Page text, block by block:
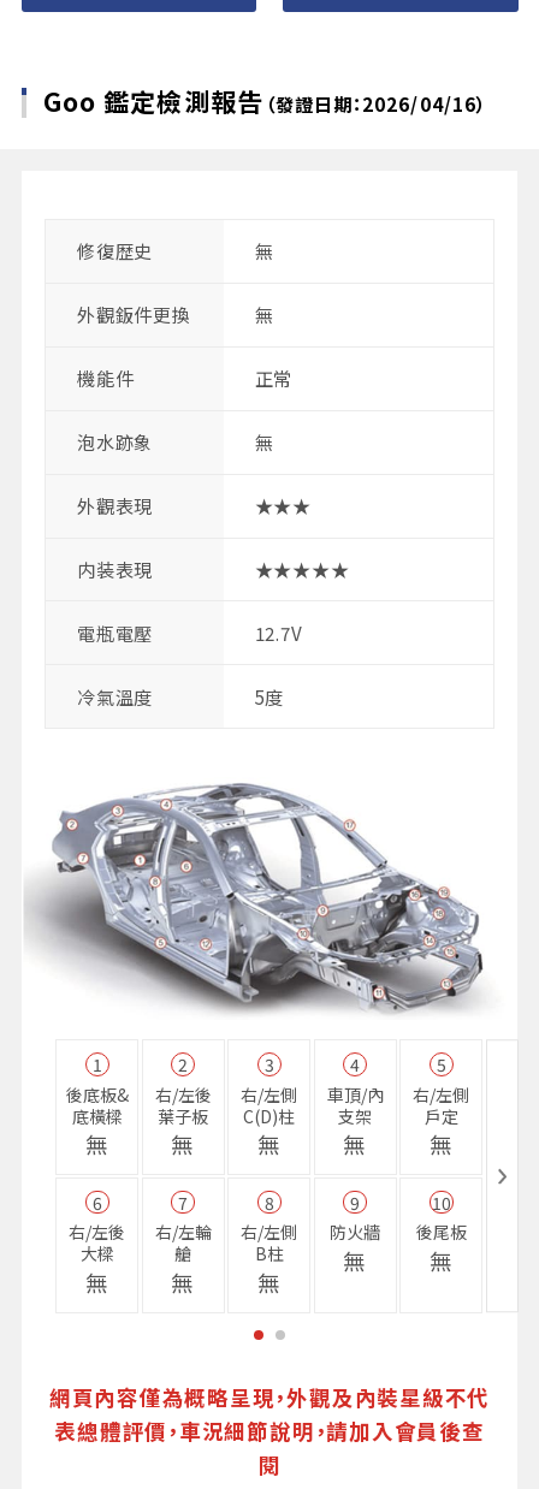
Goo 鑑定檢測報告 （發證日期：2026/04/16）
修復歴史 無
外觀鈑件更換 無
機能件 正常
泡水跡象 無
外觀表現 ★★★
内装表現 ★★★★★
電瓶電壓 12.7V
冷氣溫度 5度
1
後底板&
底橫樑
無
2
右/左後
葉子板
無
3
右/左側
C(D)柱
無
4
車頂/內
支架
無
5
右/左側
戶定
無
6
右/左後
大樑
無
7
右/左輪
艙
無
8
右/左側
B柱
無
9
防火牆
無
10
後尾板
無
網頁內容僅為概略呈現，外觀及內裝星級不代
表總體評價，車況細節說明，請加入會員後查
閱